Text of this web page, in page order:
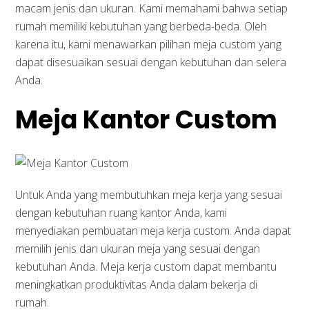
macam jenis dan ukuran. Kami memahami bahwa setiap
rumah memiliki kebutuhan yang berbeda-beda. Oleh
karena itu, kami menawarkan pilihan meja custom yang
dapat disesuaikan sesuai dengan kebutuhan dan selera
Anda.
Meja Kantor Custom
Untuk Anda yang membutuhkan meja kerja yang sesuai
dengan kebutuhan ruang kantor Anda, kami
menyediakan pembuatan meja kerja custom. Anda dapat
memilih jenis dan ukuran meja yang sesuai dengan
kebutuhan Anda. Meja kerja custom dapat membantu
meningkatkan produktivitas Anda dalam bekerja di
rumah.